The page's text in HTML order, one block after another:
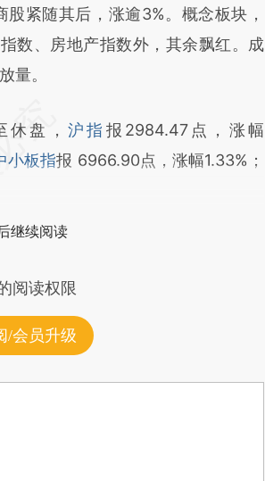
股紧随其后，涨逾3%。概念板块，
数、房地产指数外，其余飘红。成
量。
盘， 沪指 报2984.47点，涨幅
小板指报 6966.90点，涨幅1.33%；
继续阅读
阅读权限
/会员升级